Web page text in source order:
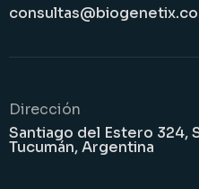
Dirección
Santiago del Estero 324,
Tucumán, Argentina